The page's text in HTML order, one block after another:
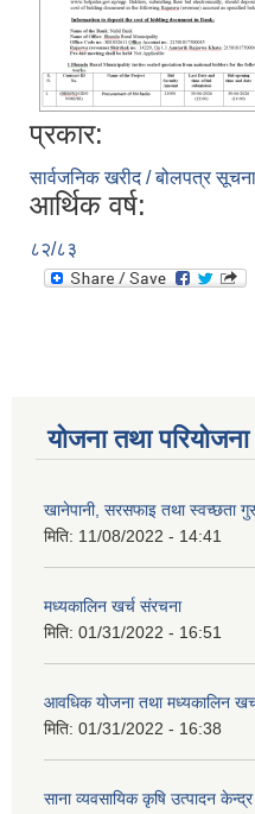
प्रकार:
सार्वजनिक खरीद / बोलपत्र सूचना
आर्थिक वर्ष:
८२/८३
योजना तथा परियोजना
खानेपानी, सरसफाइ तथा स्वच्छता
मिति: 11/08/2022 - 14:41
मध्यकालिन खर्च संरचना
मिति: 01/31/2022 - 16:51
आवधिक योजना तथा मध्यकालिन
मिति: 01/31/2022 - 16:38
साना व्यवसायिक कृषि उत्पादन